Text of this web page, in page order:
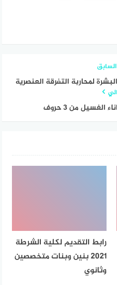
السابق
لمحاربة التفرقة العنصرية
من 3 حروف
رابط التقديم لكلية الشرطة
2021 بنين وبنات متخصصين
وثانوي